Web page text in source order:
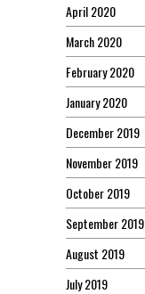
April 2020
March 2020
February 2020
January 2020
December 2019
November 2019
October 2019
September 2019
August 2019
July 2019